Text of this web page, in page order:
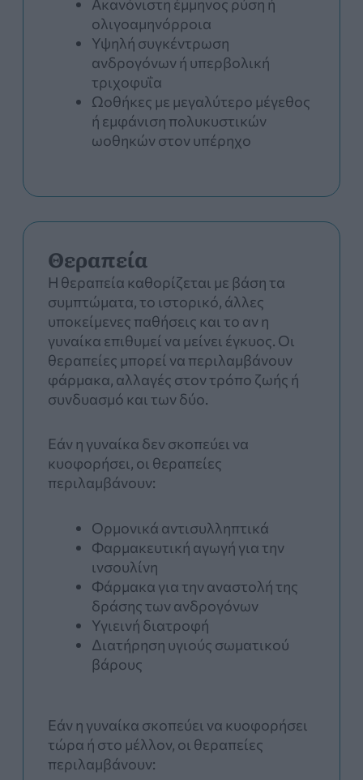
Ακανόνιστη έμμηνος ρύση ή
ολιγοαμηνόρροια
Υψηλή συγκέντρωση
ανδρογόνων ή υπερβολική
τριχοφυΐα
Ωοθήκες με μεγαλύτερο μέγεθος
ή εμφάνιση πολυκυστικών
ωοθηκών στον υπέρηχο
Θεραπεία
Η θεραπεία καθορίζεται με βάση τα
συμπτώματα, το ιστορικό, άλλες
υποκείμενες παθήσεις και το αν η
γυναίκα επιθυμεί να μείνει έγκυος. Οι
θεραπείες μπορεί να περιλαμβάνουν
φάρμακα, αλλαγές στον τρόπο ζωής ή
συνδυασμό και των δύο.
Εάν η γυναίκα δεν σκοπεύει να
κυοφορήσει, οι θεραπείες
περιλαμβάνουν:
Ορμονικά αντισυλληπτικά
Φαρμακευτική αγωγή για την
ινσουλίνη
Φάρμακα για την αναστολή της
δράσης των ανδρογόνων
Υγιεινή διατροφή
Διατήρηση υγιούς σωματικού
βάρους
Εάν η γυναίκα σκοπεύει να κυοφορήσει
τώρα ή στο μέλλον, οι θεραπείες
περιλαμβάνουν: